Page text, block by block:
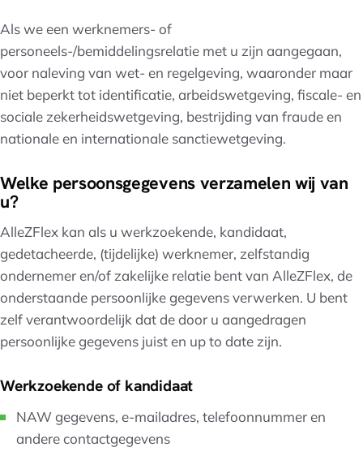
Als we een werknemers- of
personeels-/bemiddelingsrelatie met u zijn aangegaan,
voor naleving van wet- en regelgeving, waaronder maar
niet beperkt tot identificatie, arbeidswetgeving, fiscale- en
sociale zekerheidswetgeving, bestrijding van fraude en
nationale en internationale sanctiewetgeving.
Welke persoonsgegevens verzamelen wij van
u?
AlleZFlex kan als u werkzoekende, kandidaat,
gedetacheerde, (tijdelijke) werknemer, zelfstandig
ondernemer en/of zakelijke relatie bent van AlleZFlex, de
onderstaande persoonlijke gegevens verwerken. U bent
zelf verantwoordelijk dat de door u aangedragen
persoonlijke gegevens juist en up to date zijn.
Werkzoekende of kandidaat
NAW gegevens, e-mailadres, telefoonnummer en
andere contactgegevens